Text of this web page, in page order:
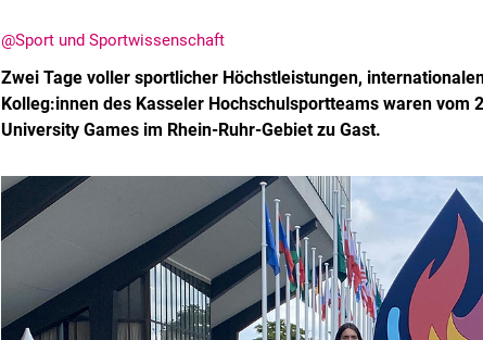
@Sport und Sportwissenschaft
Zwei Tage voller sportlicher Höchstleistungen,
Kolleg:innen des Kasseler Hochschulsportteams waren vom
University Games im Rhein‑Ruhr‑Gebiet zu Gast.